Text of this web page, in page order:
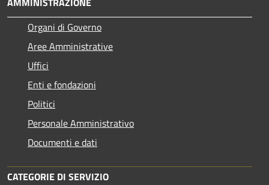
Organi di Governo
Aree Amministrative
Uffici
Enti e fondazioni
Politici
Personale Amministrativo
Documenti e dati
CATEGORIE DI SERVIZIO